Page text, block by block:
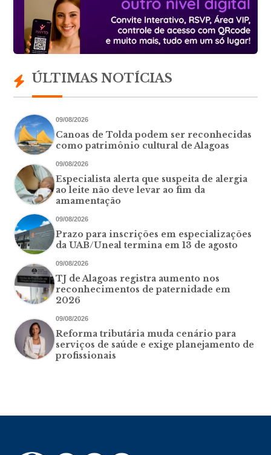
ÚLTIMAS NOTÍCIAS
09/08/2026
Canoas de Tolda podem ser reconhecidas
como patrimônio cultural de Alagoas
09/08/2026
Especialista alerta que suspeita de alergia
ao leite não deve levar ao fim da
amamentação
09/08/2026
Prazo para inscrições em especializações
da UAB/Uneal termina em 13 de agosto
09/08/2026
TJ de Alagoas registra aumento nos
reconhecimentos de paternidade em
2026
09/08/2026
Reforma tributária muda cenário para
serviços de saúde e exige planejamento de
profissionais